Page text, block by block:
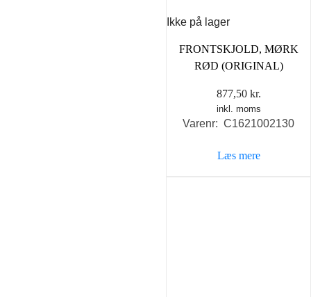
Ikke på lager
FRONTSKJOLD, MØRK
RØD (ORIGINAL)
877,50 kr.
inkl. moms
Varenr: C1621002130
Læs mere